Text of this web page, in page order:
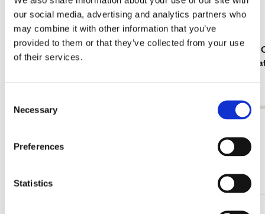
our social media, advertising and analytics partners who
may combine it with other information that you’ve
provided to them or that they’ve collected from your use
of their services.
Selection
Necessary
Preferences
Statistics
Grußkartenbox mit Umschläge -
Quadratisch: Guess How Much I Love You,
Servietten:
Sam
Andere Kunden haben sich auch angesehen